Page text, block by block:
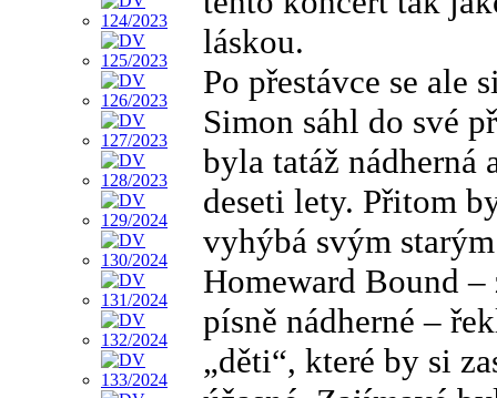
láskou.
Po přestávce se ale
Simon sáhl do své
byla tatáž nádherná
deseti lety. Přitom
vyhýbá svým
Homeward Bound
písně nádherné –
„děti“, které by si